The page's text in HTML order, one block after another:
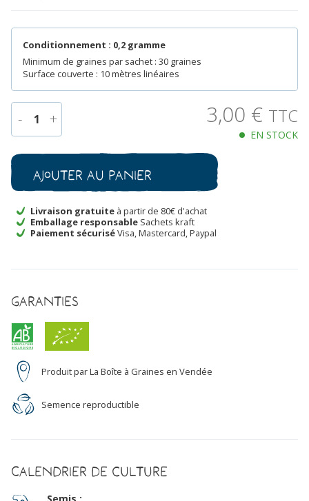
Conditionnement : 0,2 gramme
Minimum de graines par sachet : 30 graines
Surface couverte : 10 mètres linéaires
- 1 +
de
Poivron
Doux
Long
des
Landes
3,00 € TTC
EN STOCK
Ajouter au panier
Livraison gratuite à partir de 80€ d'achat
Emballage responsable Sachets kraft
Paiement sécuriséVisa, Mastercard, Paypal
Garanties
Produit par La Boîte à Graines en Vendée
Semence reproductible
Calendrier de culture